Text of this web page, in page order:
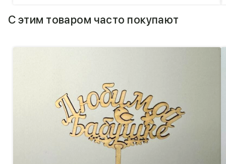
С этим товаром часто покупают